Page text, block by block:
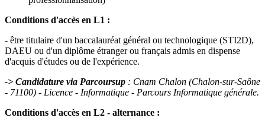
Conditions d'accès en L1 :
- être titulaire d'un baccalauréat général ou technologique (STI2D),
DAEU ou d'un diplôme étranger ou français admis en dispense
d'acquis d'études ou de l'expérience.
-> Candidature via Parcoursup : Cnam Chalon (Chalon-sur-Saône
- 71100) - Licence - Informatique - Parcours Informatique générale.
Conditions d'accès en L2 - alternance :